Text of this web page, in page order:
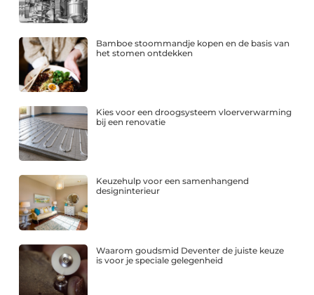
Bamboe stoommandje kopen en de basis van
het stomen ontdekken
Kies voor een droogsysteem vloerverwarming
bij een renovatie
Keuzehulp voor een samenhangend
designinterieur
Waarom goudsmid Deventer de juiste keuze
is voor je speciale gelegenheid